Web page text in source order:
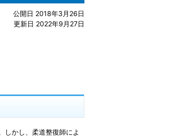
公開日 2018年3月26日
更新日 2022年9月27日
しかし、柔道整復師によ